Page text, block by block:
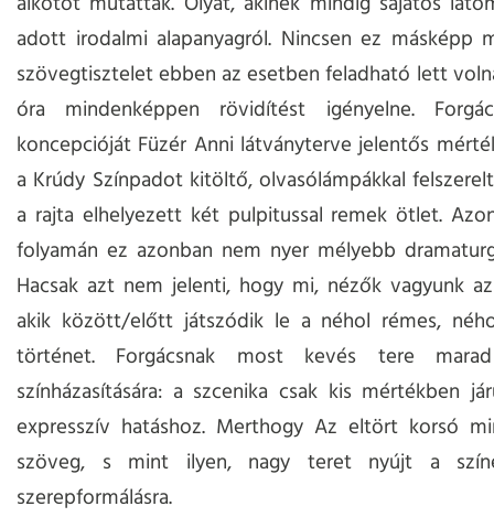
adott irodalmi alapanyagról. Nincsen ez másképp
szövegtisztelet ebben az esetben feladható lett
óra mindenképpen rövidítést igényelne.
koncepcióját Füzér Anni látványterve jelentős
a Krúdy Színpadot kitöltő, olvasólámpákkal
a rajta elhelyezett két pulpitussal remek ötlet.
folyamán ez azonban nem nyer mélyebb
Hacsak azt nem jelenti, hogy mi, nézők vagyunk
akik között/előtt játszódik le a néhol rémes,
történet. Forgácsnak most kevés tere
színházasítására: a szcenika csak kis mértékben
expresszív hatáshoz. Merthogy Az eltört korsó
szöveg, s mint ilyen, nagy teret nyújt a
szerepformálásra.